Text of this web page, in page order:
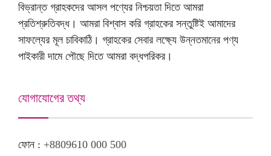
বিভ্রান্ত গ্রাহকদের আসল পণ্যের নিশ্চয়তা দিতে আমরা
প্রতিশ্রুতিবদ্ধ। আমরা বিশ্বাস করি গ্রাহকের সন্তুষ্টিই আমাদের
সাফল্যের মূল চাবিকাঠি। গ্রাহকের সেবার লক্ষ্যে উন্নতমানের পণ্য
পাইকারী দামে পৌছে দিতে আমরা বদ্ধপরিকর।
যোগাযোগের তথ্য
ফোন : +8809610 000 500